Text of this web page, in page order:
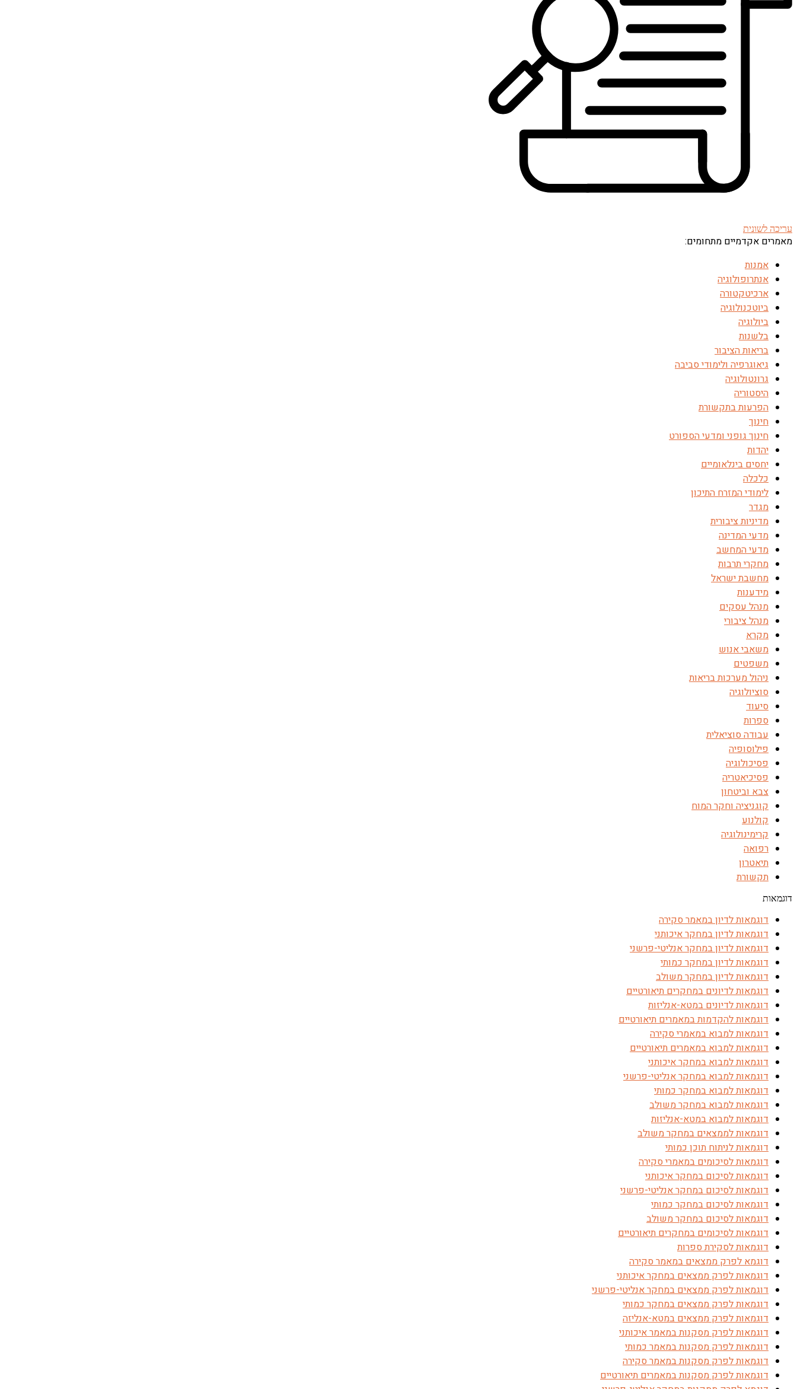
עריכה לשונית
מאמרים אקדמיים מתחומים:
אמנות
אנתרופולוגיה
ארכיטקטורה
ביוטכנולוגיה
ביולוגיה
בלשנות
בריאות הציבור
גיאוגרפיה ולימודי סביבה
גרונטולוגיה
היסטוריה
הפרעות בתקשורת
חינוך
חינוך גופני ומדעי הספורט
יהדות
יחסים בינלאומיים
כלכלה
לימודי המזרח התיכון
מגדר
מדיניות ציבורית
מדעי המדינה
מדעי המחשב
מחקרי תרבות
מחשבת ישראל
מידענות
מנהל עסקים
מנהל ציבורי
מקרא
משאבי אנוש
משפטים
ניהול מערכות בריאות
סוציולוגיה
סיעוד
ספרות
עבודה סוציאלית
פילוסופיה
פסיכולוגיה
פסיכיאטריה
צבא וביטחון
קוגניציה וחקר המוח
קולנוע
קרימינולוגיה
רפואה
תיאטרון
תקשורת
דוגמאות
דוגמאות לדיון במאמר סקירה
דוגמאות לדיון במחקר איכותני
דוגמאות לדיון במחקר אנליטי-פרשני
דוגמאות לדיון במחקר כמותי
דוגמאות לדיון במחקר משולב
דוגמאות לדיונים במחקרים תיאורטיים
דוגמאות לדיונים במטא-אנליזות
דוגמאות להקדמות במאמרים תיאורטיים
דוגמאות למבוא במאמרי סקירה
דוגמאות למבוא במאמרים תיאורטיים
דוגמאות למבוא במחקר איכותני
דוגמאות למבוא במחקר אנליטי-פרשני
דוגמאות למבוא במחקר כמותי
דוגמאות למבוא במחקר משולב
דוגמאות למבוא במטא-אנליזות
דוגמאות לממצאים במחקר משולב
דוגמאות לניתוח תוכן כמותי
דוגמאות לסיכומים במאמרי סקירה
דוגמאות לסיכום במחקר איכותני
דוגמאות לסיכום במחקר אנליטי-פרשני
דוגמאות לסיכום במחקר כמותי
דוגמאות לסיכום במחקר משולב
דוגמאות לסיכומים במחקרים תיאורטיים
דוגמאות לסקירת ספרות
דוגמא לפרק ממצאים במאמר סקירה
דוגמאות לפרק ממצאים במחקר איכותני
דוגמאות לפרק ממצאים במחקר אנליטי-פרשני
דוגמאות לפרק ממצאים במחקר כמותי
דוגמאות לפרק ממצאים במטא-אנליזה
דוגמאות לפרק מסקנות במאמר איכותני
דוגמאות לפרק מסקנות במאמר כמותי
דוגמאות לפרק מסקנות במאמר סקירה
דוגמאות לפרק מסקנות במאמרים תיאורטיים